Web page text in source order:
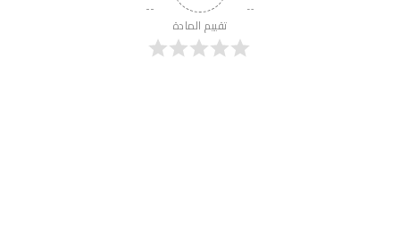
تقييم المادة